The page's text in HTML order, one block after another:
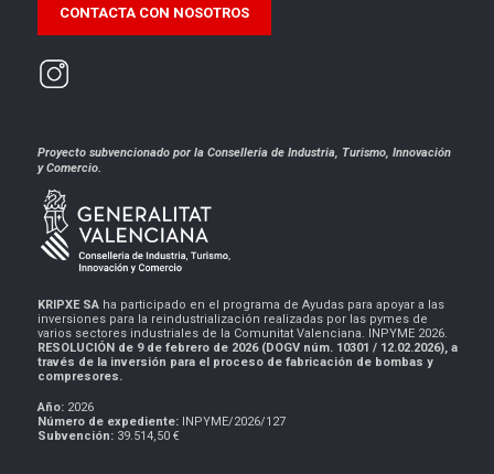
CONTACTA CON NOSOTROS
Proyecto subvencionado por la Conselleria de Industria, Turismo, Innovación
y Comercio.
KRIPXE SAha participado en el programa de Ayudas para apoyar a las
inversiones para la reindustrialización realizadas por las pymes de
varios sectores industriales de la Comunitat Valenciana. INPYME 2026.
RESOLUCIÓN de 9 de febrero de 2026 (DOGV núm. 10301 / 12.02.2026), a
través de la inversión para el proceso de fabricación de bombas y
compresores.
Año:2026
Número de expediente:INPYME/2026/127
Subvención:39.514,50 €